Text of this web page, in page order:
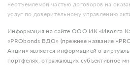
неотъемлемой частью договоров на
услуг по доверительному управлению
Информация на сайте ООО ИК «Иволга
«PRObonds ВДО» (прежнее название
Акции» является информацией о
портфелях, отражающих субъективное